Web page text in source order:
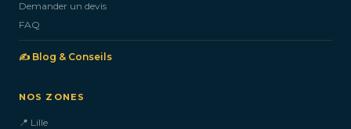
Demander un devis
FAQ
✍️ Blog & Conseils
NOS ZONES
📍 Lille